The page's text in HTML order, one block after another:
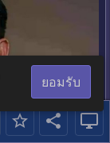
ยอมรับ